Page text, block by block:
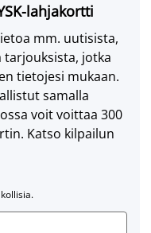
lahjakortti
mm. uutisista,
jotka
tietojesi mukaan.
samalla
voit voittaa 300
Katso kilpailun